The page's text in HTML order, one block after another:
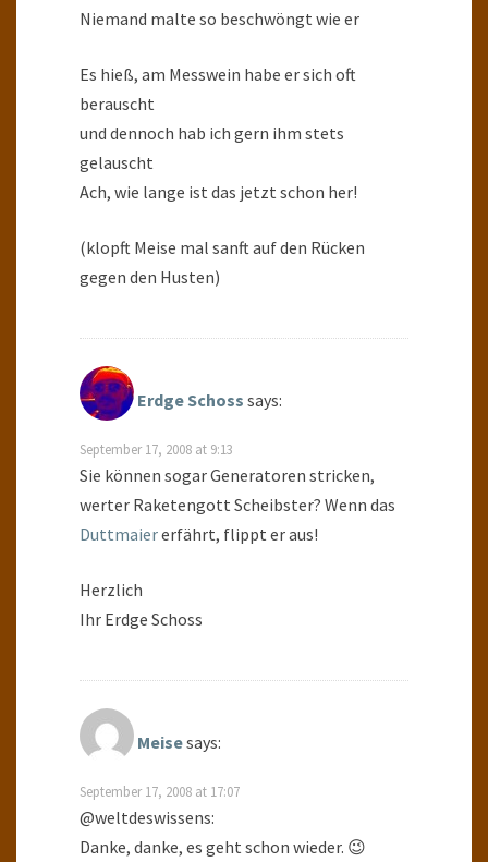
Niemand malte so beschwöngt wie er
Es hieß, am Messwein habe er sich oft
berauscht
und dennoch hab ich gern ihm stets
gelauscht
Ach, wie lange ist das jetzt schon her!
(klopft Meise mal sanft auf den Rücken
gegen den Husten)
Erdge Schoss says:
September 17, 2008 at 9:13
Sie können sogar Generatoren stricken,
werter Raketengott Scheibster? Wenn das
Duttmaiererfährt, flippt er aus!
Herzlich
Ihr Erdge Schoss
Meisesays:
September 17, 2008 at 17:07
@weltdeswissens:
Danke, danke, es geht schon wieder. 😉